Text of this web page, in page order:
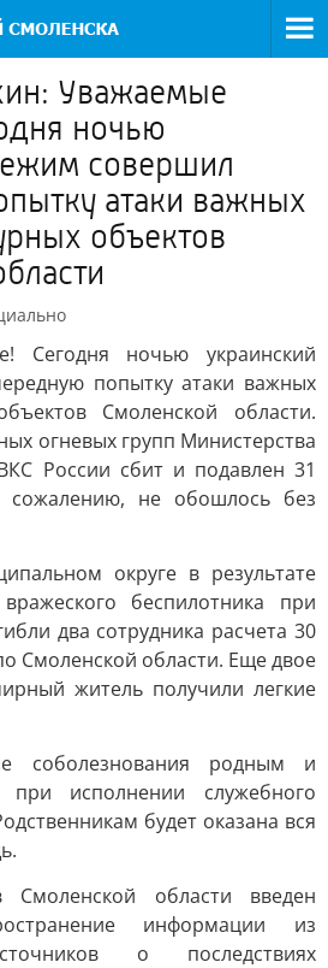
Уважаемые
ночью
совершил
атаки важных
объектов
Сегодня ночью украинский
попытку атаки важных
Смоленской области.
огневых групп Министерства
России сбит и подавлен 31
не обошлось без
округе в результате
беспилотника при
два сотрудника расчета 30
Смоленской области. Еще двое
житель получили легкие
соболезнования родным и
исполнении служебного
будет оказана вся
области введен
информации из
о последствиях